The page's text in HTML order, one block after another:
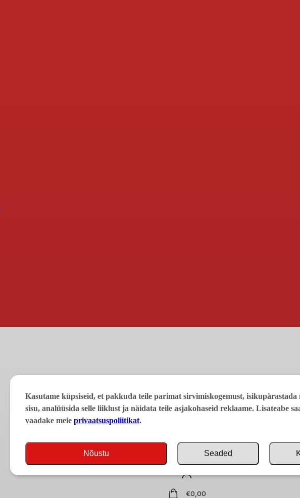
€0,00
Kasutame küpsiseid, et pakkuda teile parimat sirvimiskogemust, isikupärastada
sisu, analüüsida selle liiklust ja näidata teile asjakohaseid reklaame. Lisateabe
vaadake meie privaatsuspoliitikat.
Nõustu Seaded